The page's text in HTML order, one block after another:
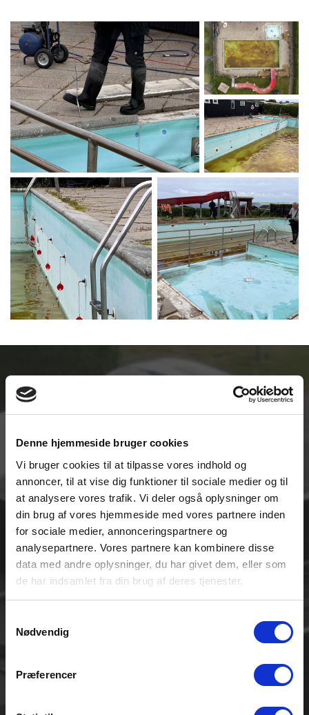
Denne hjemmeside bruger cookies
Vi bruger cookies til at tilpasse vores indhold og
annoncer, til at vise dig funktioner til sociale medier og til
at analysere vores trafik. Vi deler også oplysninger om
din brug af vores hjemmeside med vores partnere inden
for sociale medier, annonceringspartnere og
analysepartnere. Vores partnere kan kombinere disse
data med andre oplysninger, du har givet dem, eller som
de har indsamlet fra din brug af deres tjenester.
Nødvendig
Præferencer